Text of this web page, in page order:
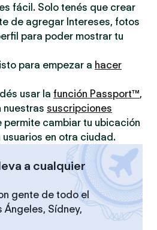
fácil. Solo tenés que crear
de agregar Intereses, fotos
para poder mostrar tu
para empezar a hacer
usar la función Passport™,
nuestras suscripciones
permite cambiar tu ubicación
en otra ciudad.
a cualquier
gente de todo el
Ángeles, Sídney,